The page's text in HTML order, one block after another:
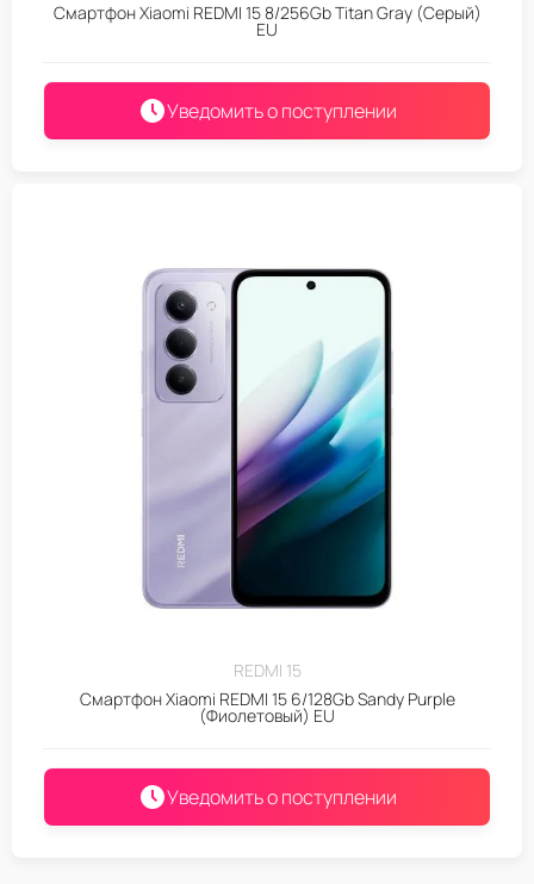
Смартфон Xiaomi REDMI 15 8/256Gb Titan Gray (Серый)
EU
Уведомить о поступлении
REDMI 15
Смартфон Xiaomi REDMI 15 6/128Gb Sandy Purple
(Фиолетовый) EU
Уведомить о поступлении